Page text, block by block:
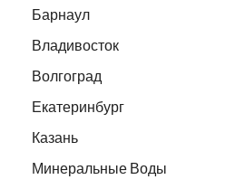
Барнаул
Владивосток
Волгоград
Екатеринбург
Казань
Минеральные Воды